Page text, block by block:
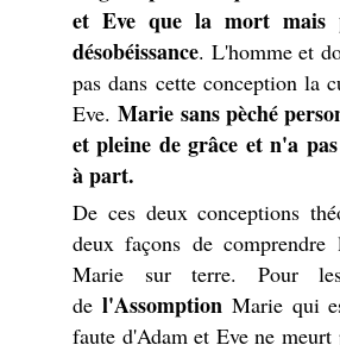
et Eve que la mort mais
désobéissance. L'homme et
pas dans cette conception la
Eve. Marie sans pèché
et pleine de grâce et n'a
à part.
De ces deux conceptions
deux façons de
Marie sur terre. Pour
de l'AssomptionMarie qui
faute d'Adam et Eve ne